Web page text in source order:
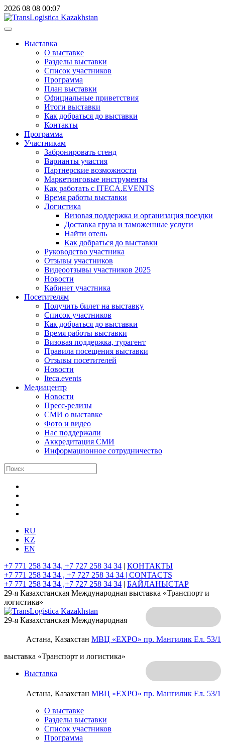
2026 08 08 00:07
Выставка
О выставке
Разделы выставки
Список участников
Программа
План выставки
Официальные приветствия
Итоги выставки
Как добраться до выставки
Контакты
Программа
Участникам
Забронировать стенд
Варианты участия
Партнерские возможности
Маркетинговые инструменты
Как работать с ITECA.EVENTS
Время работы выставки
Логистика
Визовая поддержка и организация поездки
Доставка груза и таможенные услуги
Найти отель
Как добраться до выставки
Руководство участника
Отзывы участников
Видеоотзывы участников 2025
Новости
Кабинет участника
Посетителям
Получить билет на выставку
Список участников
Как добраться до выставки
Время работы выставки
Визовая поддержка, турагент
Правила посещения выставки
Отзывы посетителей
Новости
Iteca.events
Медиацентр
Новости
Пресс-релизы
СМИ о выставке
Фото и видео
Нас поддержали
Аккредитация СМИ
Информационное сотрудничество
RU
KZ
EN
+7 771 258 34 34, +7 727 258 34 34 | КОНТАКТЫ
+7 771 258 34 34 , +7 727 258 34 34 | CONTACTS
+7 771 258 34 34 ,+7 727 258 34 34 | БАЙЛАНЫСТАР
29-я Казахстанская Международная выставка «Транспорт и
логистика»
Астана, Казахстан МВЦ «EXPO» пр. Мангилик Ел. 53/1
29-я Казахстанская Международная
выставка «Транспорт и логистика»
Астана, Казахстан МВЦ «EXPO» пр. Мангилик Ел. 53/1
Выставка
О выставке
Разделы выставки
Список участников
Программа